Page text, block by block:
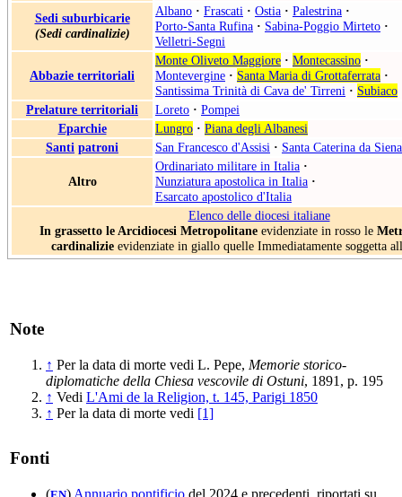
Sedi suburbicarie
(Sedi cardinalizie)
Albano · Frascati · Ostia · Palestrina ·
Porto-Santa Rufina · Sabina-Poggio Mirteto ·
Velletri-Segni
Abbazie territoriali
Monte Oliveto Maggiore · Montecassino ·
Montevergine · Santa Maria di Grottaferrata ·
Santissima Trinità di Cava de' Tirreni · Subiaco
Prelature territoriali
Loreto · Pompei
Eparchie
Lungro · Piana degli Albanesi
Santi patroni San Francesco d'Assisi · Santa Caterina da Siena
Altro
Ordinariato militare in Italia ·
Nunziatura apostolica in Italia ·
Esarcato apostolico d'Italia
Elenco delle diocesi italiane
In grassetto le Arcidiocesi Metropolitane evidenziate in rosso le
cardinalizieevidenziate in giallo quelle Immediatamente soggetta
Note
↑ Per la data di morte vedi L. Pepe, Memorie storico-
diplomatiche della Chiesa vescovile di Ostuni, 1891, p. 195
↑ Vedi L'Ami de la Religion, t. 145, Parigi 1850
↑ Per la data di morte vedi [1]
Fonti
( ) Annuario pontificio del 2024 e precedenti, riportati su